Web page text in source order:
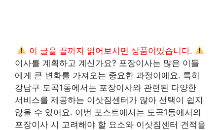
이 글을 끝까지 읽어보시면 상품이있습니다.
이사를 계획하고 계신가요? 포장이사는 많은 이들
에게 큰 변화를 가져오는 중요한 과정이에요. 특히
강남구 도곡1동에서는 포장이사와 관련된 다양한
서비스를 제공하는 이삿짐센터가 많아 선택이 쉽지
않을 수 있어요. 이번 포스트에서는 도곡1동에서의
포장이사 시 고려해야 할 요소와 이삿짐센터 견적을